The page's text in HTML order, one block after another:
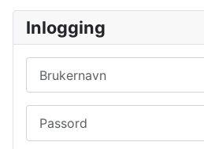
Inlogging